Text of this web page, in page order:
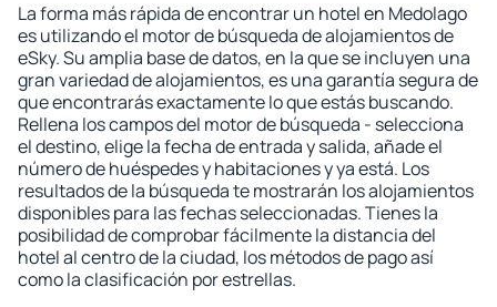
La forma más rápida de encontrar un hotel en Medolago
es utilizando el motor de búsqueda de alojamientos de
eSky. Su amplia base de datos, en la que se incluyen una
gran variedad de alojamientos, es una garantía segura de
que encontrarás exactamente lo que estás buscando.
Rellena los campos del motor de búsqueda - selecciona
el destino, elige la fecha de entrada y salida, añade el
número de huéspedes y habitaciones y ya está. Los
resultados de la búsqueda te mostrarán los alojamientos
disponibles para las fechas seleccionadas. Tienes la
posibilidad de comprobar fácilmente la distancia del
hotel al centro de la ciudad, los métodos de pago así
como la clasificación por estrellas.